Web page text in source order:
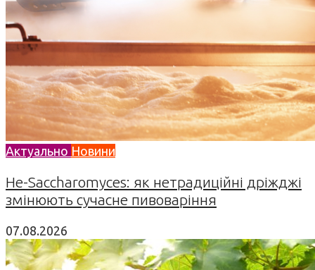
Актуально Новини
Не-Saccharomyces: як нетрадиційні дріжджі
змінюють сучасне пивоваріння
07.08.2026